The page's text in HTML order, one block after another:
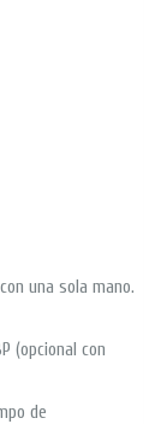
una sola mano.
(opcional con
de